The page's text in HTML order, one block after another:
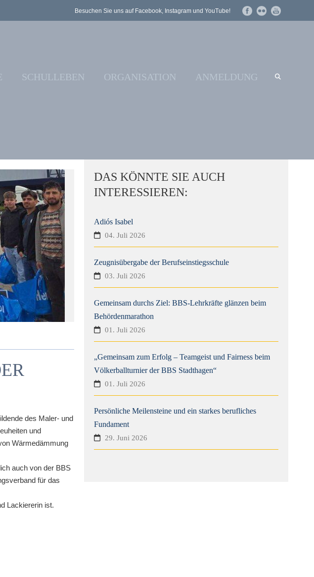
Besuchen Sie uns auf Facebook, Instagram und YouTube!
SCHULLEBEN ORGANISATION ANMELDUNG
des Maler- und
und
Wärmedämmung
auch von der BBS
für das
Lackiererin ist.
DAS KÖNNTE SIE AUCH
INTERESSIEREN:
Adiós Isabel
04. Juli 2026
Zeugnisübergabe der Berufseinstiegsschule
03. Juli 2026
Gemeinsam durchs Ziel: BBS-Lehrkräfte glänzen beim
Behördenmarathon
01. Juli 2026
„Gemeinsam zum Erfolg – Teamgeist und Fairness beim
Völkerballturnier der BBS Stadthagen“
01. Juli 2026
Persönliche Meilensteine und ein starkes berufliches
Fundament
29. Juni 2026